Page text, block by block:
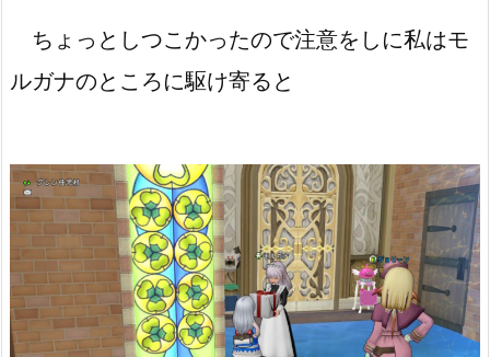
ちょっとしつこかったので注意をしに私はモ
ルガナのところに駆け寄ると